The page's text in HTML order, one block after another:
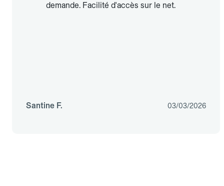
demande. Facilité d'accès sur le net.
Santine F. 03/03/2026